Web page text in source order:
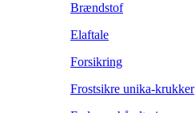
Brændstof
Elaftale
Forsikring
Frostsikre unika-krukker